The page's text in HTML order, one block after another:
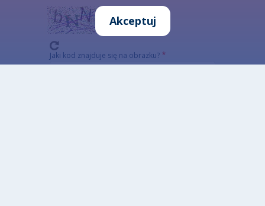
Jaki kod znajduje się na obrazku?
Akceptuj